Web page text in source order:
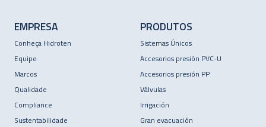
EMPRESA
Conheça Hidroten
Equipe
Marcos
Qualidade
Compliance
Sustentabilidade
PRODUTOS
Sistemas Únicos
Accesorios presión PVC-U
Accesorios presión PP
Válvulas
Irrigación
Gran evacuación